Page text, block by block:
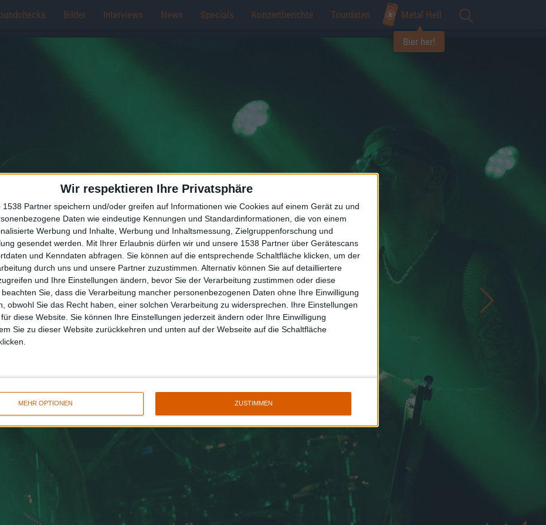
Wir respektieren Ihre Privatsphäre
1538 Partner speichern und/oder greifen auf Informationen wie Cookies auf einem Gerät zu und
Daten wie eindeutige Kennungen und Standardinformationen, die von einem
Werbung und Inhalte, Werbung und Inhaltsmessung, Zielgruppenforschung und
gesendet werden. Mit Ihrer Erlaubnis dürfen wir und unsere 1538 Partner über Gerätescans
und Kenndaten abfragen. Sie können auf die entsprechende Schaltfläche klicken, um der
durch uns und unsere Partner zuzustimmen. Alternativ können Sie auf detailliertere
und Ihre Einstellungen ändern, bevor Sie der Verarbeitung zustimmen oder diese
beachten Sie, dass die Verarbeitung mancher personenbezogenen Daten ohne Ihre Einwilligung
obwohl Sie das Recht haben, einer solchen Verarbeitung zu widersprechen. Ihre Einstellungen
diese Website. Sie können Ihre Einstellungen jederzeit ändern oder Ihre Einwilligung
Sie zu dieser Website zurückkehren und unten auf der Webseite auf die Schaltfläche
MEHR OPTIONEN ZUSTIMMEN
Bilder Interviews News Specials Konzertberichte Tourdaten Metal Hell
Bier her!